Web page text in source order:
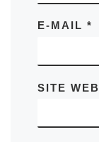
E-MAIL *
SITE WEB